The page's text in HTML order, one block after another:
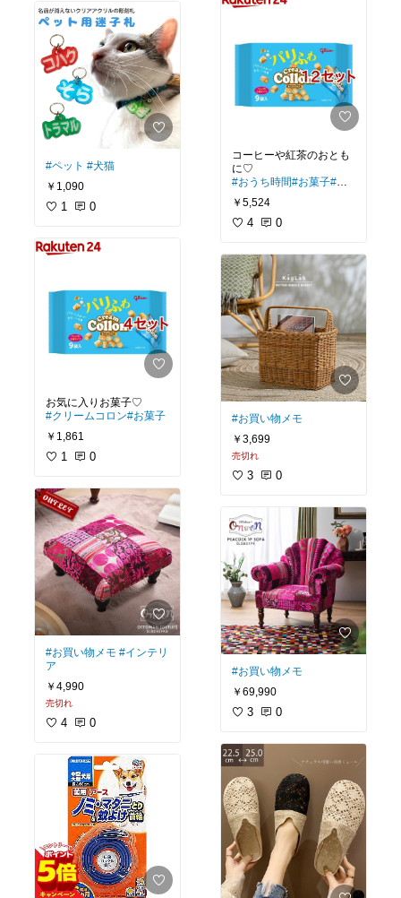
#ペット #犬猫
￥1,090
1 0
#クリームコロン#お菓子
￥1,861
1 0
#お買い物メモ #インテリ
ア
￥4,990
売切れ
4 0
コーヒーや紅茶のおとも
#おうち時間#お菓子#ク
リームコロン
￥5,524
4 0
#お買い物メモ
￥3,699
売切れ
3 0
#お買い物メモ
￥69,990
3 0